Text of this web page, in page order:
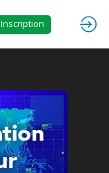
Inscription